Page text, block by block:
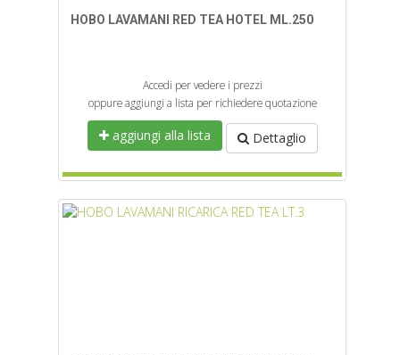
HOBO LAVAMANI RED TEA HOTEL ML.250
Accedi per vedere i prezzi
oppure aggiungi a lista per richiedere quotazione
aggiungi alla lista Dettaglio